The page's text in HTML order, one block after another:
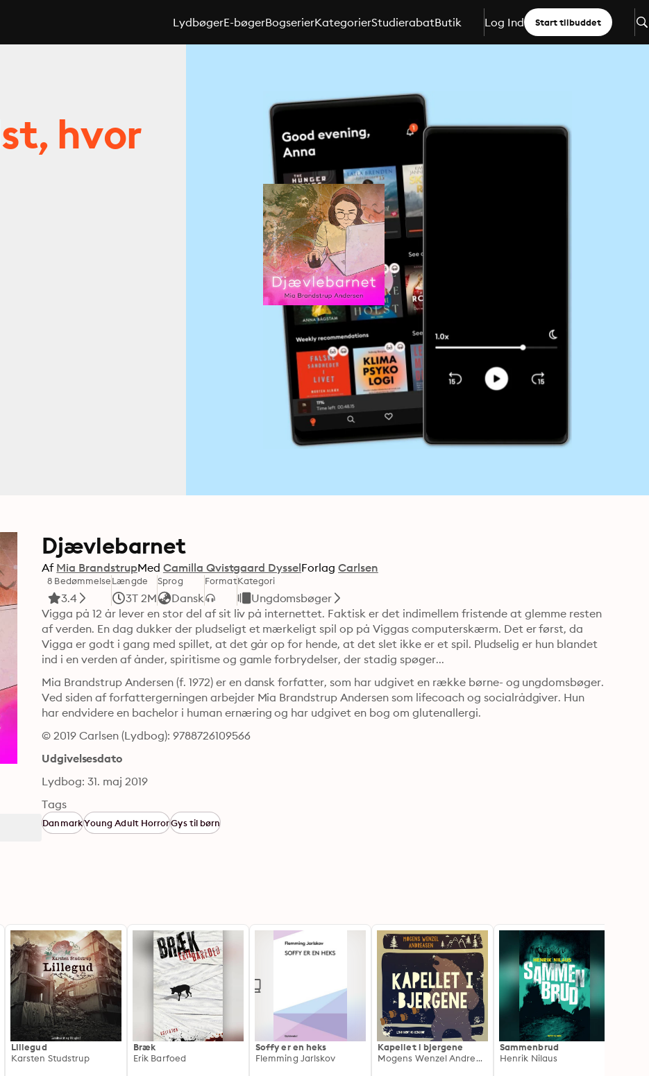
LydbøgerE-bøgerBogserierKategorierStudierabatButik Log Ind Start tilbuddet
hvor
Djævlebarnet
Af Mia BrandstrupMed Camilla Qvistgaard DysselForlag Carlsen
8 Bedømmelse
3.4
Længde
3T 2M
Sprog
Dansk
FormatKategori
Ungdomsbøger
Vigga på 12 år lever en stor del af sit liv på internettet. Faktisk er det indimellem fristende at glemme resten
af verden. En dag dukker der pludseligt et mærkeligt spil op på Viggas computerskærm. Det er først, da
Vigga er godt i gang med spillet, at det går op for hende, at det slet ikke er et spil. Pludselig er hun blandet
ind i en verden af ånder, spiritisme og gamle forbrydelser, der stadig spøger...
Mia Brandstrup Andersen (f. 1972) er en dansk forfatter, som har udgivet en række børne- og ungdomsbøger.
Ved siden af forfattergerningen arbejder Mia Brandstrup Andersen som lifecoach og socialrådgiver. Hun
har endvidere en bachelor i human ernæring og har udgivet en bog om glutenallergi.
© 2019 Carlsen (Lydbog): 9788726109566
Udgivelsesdato
Lydbog: 31. maj 2019
Tags
DanmarkYoung Adult HorrorGys til børn
Lillegud
Karsten Studstrup
Bræk
Erik Barfoed
Soffy er en heks
Flemming Jarlskov
Kapellet i bjergene
Mogens Wenzel Andreasen
Sammenbrud
Henrik Nilaus